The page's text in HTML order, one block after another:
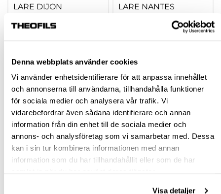
Denna webbplats använder cookies
Vi använder enhetsidentifierare för att anpassa innehållet
och annonserna till användarna, tillhandahålla funktioner
för sociala medier och analysera vår trafik. Vi
vidarebefordrar även sådana identifierare och annan
information från din enhet till de sociala medier och
annons- och analysföretag som vi samarbetar med. Dessa
kan i sin tur kombinera informationen med annan
information som du har tillhandahållit eller som de har
Visa detaljer
LARE DIJON
inkl. moms
Finns fler varianter
Köp
LARE NANTES
inkl. moms
Finns fler varianter
Köp